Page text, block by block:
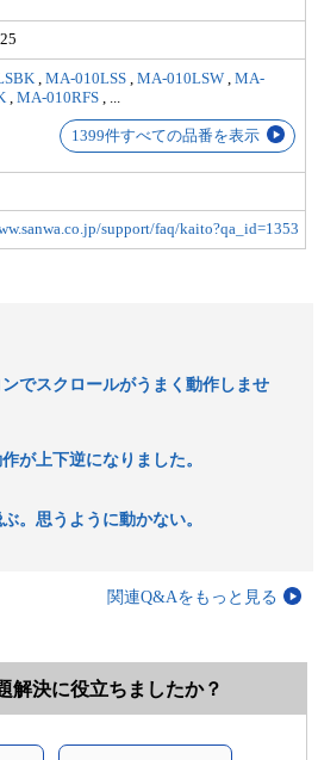
,MA-010LSS ,MA-010LSW ,MA-
,MA-010RFS
1399件すべての品番を表示
support/faq/kaito?qa_id=1353
でスクロールがうまく動作しませ
が上下逆になりました。
。思うように動かない。
関連Q&Aをもっと見る
解決に役立ちましたか？